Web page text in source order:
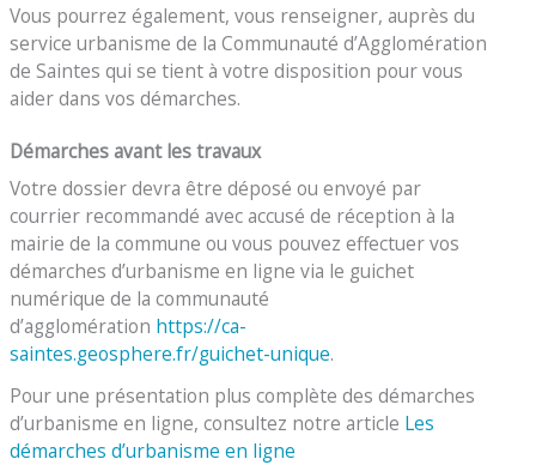
Vous pourrez également, vous renseigner, auprès du
service urbanisme de la Communauté d’Agglomération
de Saintes qui se tient à votre disposition pour vous
aider dans vos démarches.
Démarches avant les travaux
Votre dossier devra être déposé ou envoyé par
courrier recommandé avec accusé de réception à la
mairie de la commune ou vous pouvez effectuer vos
démarches d’urbanisme en ligne via le guichet
numérique de la communauté
d’agglomération https://ca-
saintes.geosphere.fr/guichet-unique.
Pour une présentation plus complète des démarches
d’urbanisme en ligne, consultez notre article Les
démarches d’urbanisme en ligne